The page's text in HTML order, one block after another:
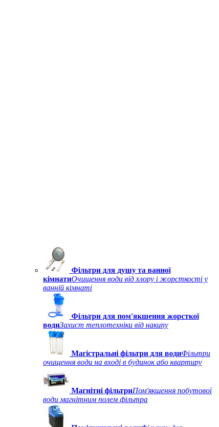
Фільтри для душу та ванної
кімнатиОчищення води від хлору і жорсткості у
ванній кімнаті
Фільтри для пом'якшення жорсткої
водиЗахист теплотехніки від накипу
Магістральні фільтри для водиФільтри
очищення води на вході в будинок або квартиру
Магнітні фільтриПом'якшення побутової
води магнітним полем фільтра